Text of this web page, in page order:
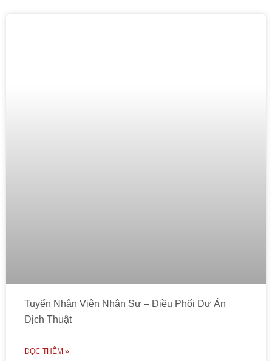
Tuyển Nhân Viên Nhân Sự – Điều Phối Dự Án
Dịch Thuật
ĐỌC THÊM »